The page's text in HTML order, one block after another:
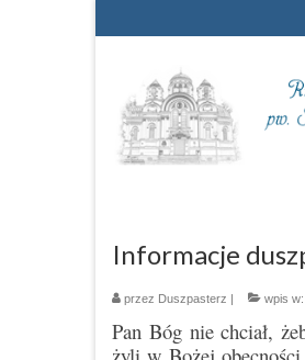
Informacje
przez Duszpasterz wpis w:
Pan Bóg nie chciał,